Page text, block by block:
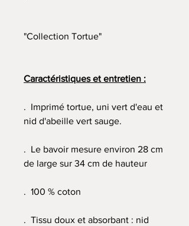
"Collection Tortue"
Caractéristiques et entretien :
. Imprimé tortue, uni vert d'eau et
nid d'abeille vert sauge.
. Le bavoir mesure environ 28 cm
de large sur 34 cm de hauteur
. 100 % coton
. Tissu doux et absorbant : nid